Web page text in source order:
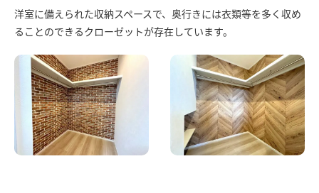
洋室に備えられた収納スペースで、奥行きには衣類等を多く収め
ることのできるクローゼットが存在しています。